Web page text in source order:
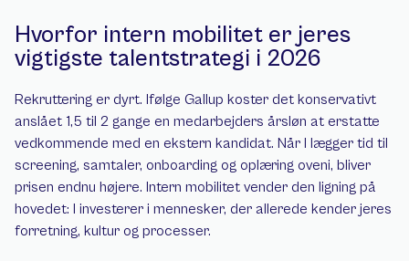
Hvorfor intern mobilitet er jeres
vigtigste talentstrategi i 2026
Rekruttering er dyrt. Ifølge Gallup koster det konservativt
anslået 1,5 til 2 gange en medarbejders årsløn at erstatte
vedkommende med en ekstern kandidat. Når I lægger tid til
screening, samtaler, onboarding og oplæring oveni, bliver
prisen endnu højere. Intern mobilitet vender den ligning på
hovedet: I investerer i mennesker, der allerede kender jeres
forretning, kultur og processer.